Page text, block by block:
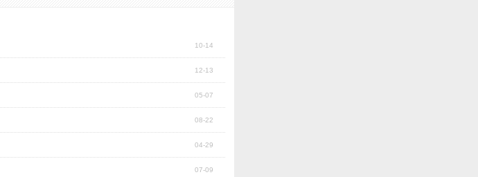
10-14
12-13
05-07
08-22
04-29
07-09